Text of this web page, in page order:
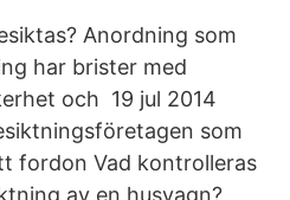
Anordning som
har brister med
och 19 jul 2014
som
fordon Vad kontrolleras
av en husvagn?